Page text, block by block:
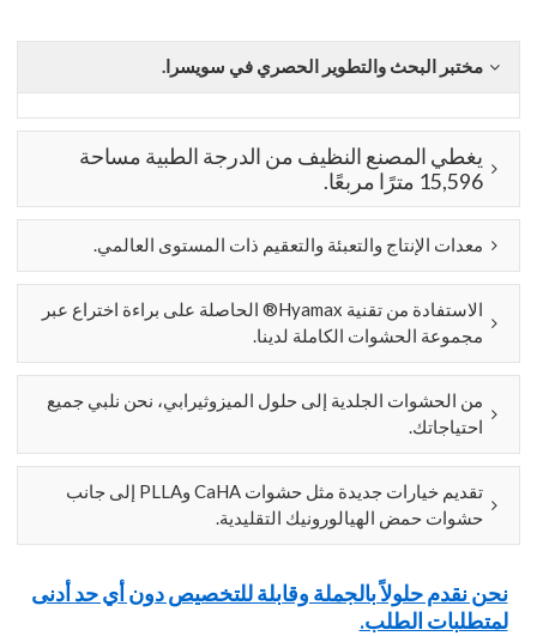
مختبر البحث والتطوير الحصري في سويسرا.
يغطي المصنع النظيف من الدرجة الطبية مساحة
15,596 مترًا مربعًا.
معدات الإنتاج والتعبئة والتعقيم ذات المستوى العالمي.
الاستفادة من تقنية Hyamax® الحاصلة على براءة اختراع عبر
مجموعة الحشوات الكاملة لدينا.
من الحشوات الجلدية إلى حلول الميزوثيرابي، نحن نلبي جميع
احتياجاتك.
تقديم خيارات جديدة مثل حشوات CaHA وPLLA إلى جانب
حشوات حمض الهيالورونيك التقليدية.
نحن نقدم حلولاً بالجملة وقابلة للتخصيص دون أي حد أدنى
لمتطلبات الطلب.